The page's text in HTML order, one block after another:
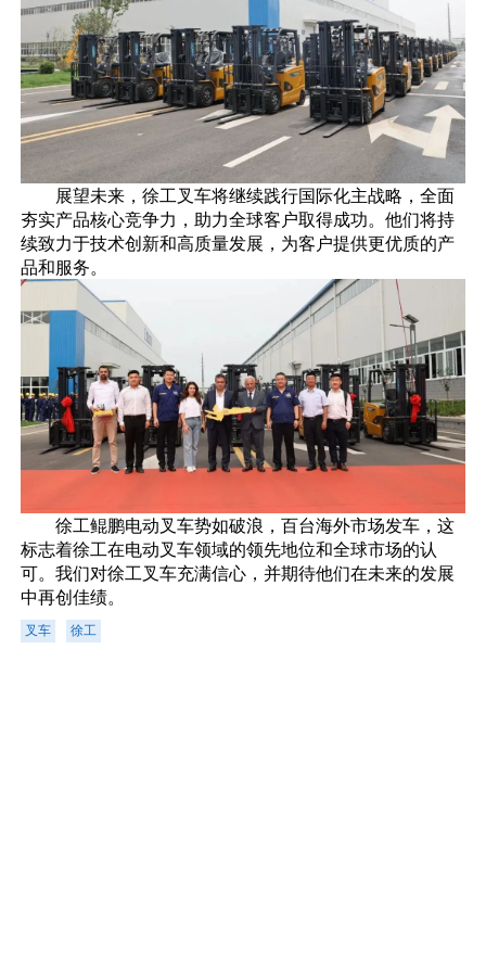
展望未来，徐工叉车将继续践行国际化主战略，全面
夯实产品核心竞争力，助力全球客户取得成功。他们将持
续致力于技术创新和高质量发展，为客户提供更优质的产
品和服务。
徐工鲲鹏电动叉车势如破浪，百台海外市场发车，这
标志着徐工在电动叉车领域的领先地位和全球市场的认
可。我们对徐工叉车充满信心，并期待他们在未来的发展
中再创佳绩。
叉车 徐工